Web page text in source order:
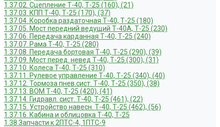
1.37.02. Сцепление Т-40, Т-25 (160), (21)
1.37.03. КПП Т-40, Т-25 (170), (37)
1.37.04. Коробка раздаточная Т-40, Т-25 (180)
1.37.05. Мост передний ведущий Т-40А, Т-25 (230)
1.37.06. Передача карданная Т-40, Т-25 (240)
1.37.07. Рама Т-40, Т-25 (280)
1.37.08. Передача бортовая Т-40, Т-25 (290), (39)
1.37.09. Мост перед. невед Т-40, Т-25 (300), (31)
1.37.10. Колеса Т-40, Т-25 (310)
1.37.11. Рулевое управление Т-40, Т-25 (340), (40)
1.37.12. Тормоза пнев.сист. Т-40, Т-25 (350), (38)
1.37.13. ВОМ Т-40, Т-25 (420), (41)
1.37.14. Гидравл. сист. Т-40, Т-25 (461), (22)
1.37.15. Устройство навесн. Т-40, Т-25 (462), (56)
1.37.16. Кабина и облицовка Т-40, Т-25
1.38 Запчасти к 2ПТС-4, 1ПТС-9